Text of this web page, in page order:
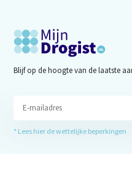
Blijf op de hoogte van de laatste
* Lees hier de wettelijke beperkingen